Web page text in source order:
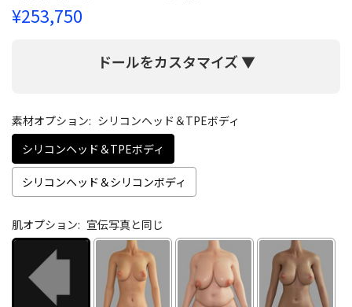
¥253,750
ドールをカスタマイズ ▼
素材オプション: シリコンヘッド＆TPEボディ
シリコンヘッド＆TPEボディ
シリコンヘッド＆シリコンボディ
肌オプション: 宣伝写真と同じ